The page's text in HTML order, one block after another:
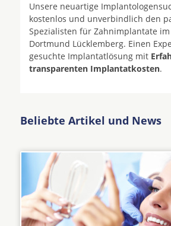
Unsere neuartige
kostenlos und unverbindlich den
Spezialisten für Zahnimplantate
Dortmund Lücklemberg. Einen
gesuchte Implantatlösung mit
transparenten Implantatkosten.
Beliebte Artikel und News